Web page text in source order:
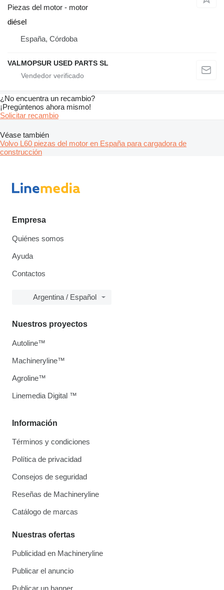
Piezas del motor - motor
diésel
España, Córdoba
VALMOPSUR USED PARTS SL
¿No encuentra un recambio?
¡Pregúntenos ahora mismo!
Solicitar recambio
Véase también
Volvo L60 piezas del motor en España para cargadora de
construcción
Empresa
Quiénes somos
Ayuda
Contactos
Argentina / Español
Información
Términos y condiciones
Política de privacidad
Consejos de seguridad
Reseñas de Machineryline
Catálogo de marcas
Nuestras ofertas
Publicidad en Machineryline
Publicar el anuncio
Publicar un banner
Nuestros proyectos
Autoline™
Machineryline™
Agroline™
Linemedia Digital ™